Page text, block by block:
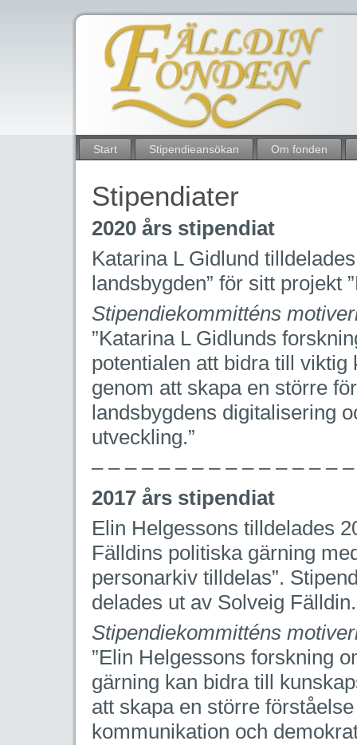
Start Stipendieansökan Om fonden
Stipendiater
2020 års stipendiat
Katarina L Gidlund
landsbygden” för sitt projekt
Stipendiekommitténs
”Katarina L Gidlunds
potentialen att bidra till
genom att skapa en större
landsbygdens digitalisering
utveckling.”
– – – – – – – – – – – – – – –
2017 års stipendiat
Elin Helgessons tilldelades
Fälldins politiska gärning
personarkiv tilldelas”.
delades ut av Solveig Fälldin.
Stipendiekommitténs
”Elin Helgessons forskning
gärning kan bidra till
att skapa en större
kommunikation och